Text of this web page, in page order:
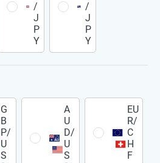
/
J
P
Y
/
J
P
Y
G
B
P/
U
S
A
U
D/
U
S
EU
R/
C
H
F